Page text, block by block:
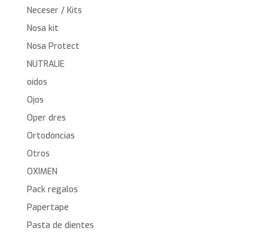
Neceser / Kits
Nosa kit
Nosa Protect
NUTRALIE
oídos
Ojos
Oper dres
Ortodoncias
Otros
OXIMEN
Pack regalos
Papertape
Pasta de dientes